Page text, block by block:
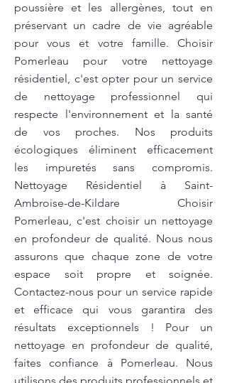
poussière et les allergènes, tout en
préservant un cadre de vie agréable
pour vous et votre famille. Choisir
Pomerleau pour votre nettoyage
résidentiel, c'est opter pour un service
de nettoyage professionnel qui
respecte l'environnement et la santé
de vos proches. Nos produits
écologiques éliminent efficacement
les impuretés sans compromis.
Nettoyage Résidentiel à Saint-
Ambroise-de-Kildare Choisir
Pomerleau, c'est choisir un nettoyage
en profondeur de qualité. Nous nous
assurons que chaque zone de votre
espace soit propre et soignée.
Contactez-nous pour un service rapide
et efficace qui vous garantira des
résultats exceptionnels ! Pour un
nettoyage en profondeur de qualité,
faites confiance à Pomerleau. Nous